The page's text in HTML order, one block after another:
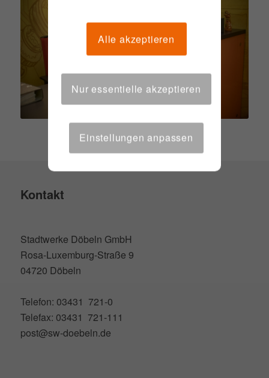
Kontakt
Stadtwerke Döbeln GmbH
Rosa-Luxemburg-Straße 9
04720 Döbeln
Telefon: 03431 721-0
Telefax: 03431 721-111
post@sw-doebeln.de
Alle akzeptieren
Nur essentielle akzeptieren
Einstellungen anpassen